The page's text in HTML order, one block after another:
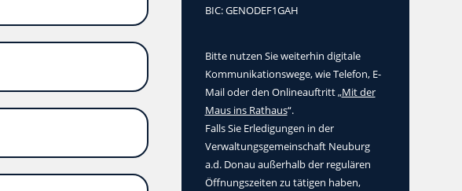
BIC: GENODEF1GAH
Bitte nutzen Sie weiterhin digitale
Kommunikationswege, wie Telefon, E-
Mail oder den Onlineauftritt „Mit der
Maus ins Rathaus“.
Falls Sie Erledigungen in der
Verwaltungsgemeinschaft Neuburg
a.d. Donau außerhalb der regulären
Öffnungszeiten zu tätigen haben,